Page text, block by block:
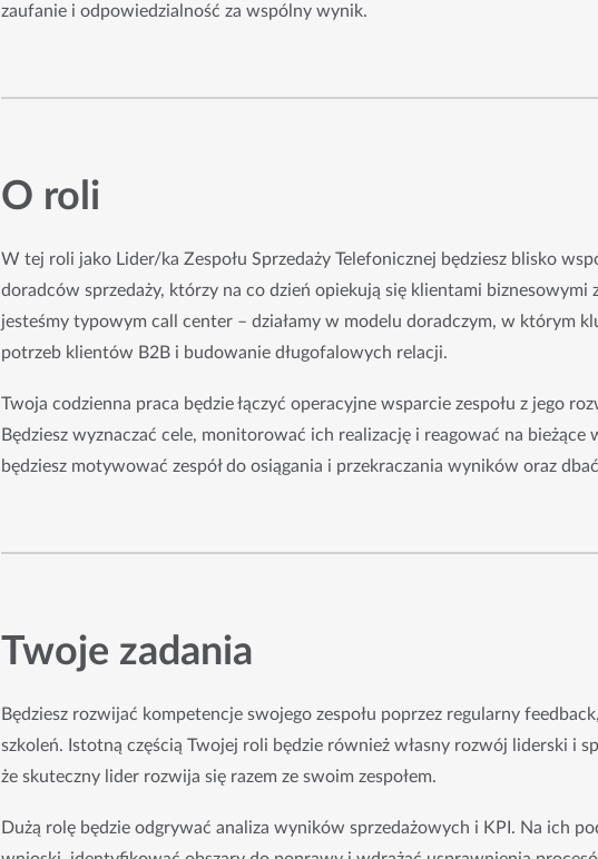
zaufanie i odpowiedzialność za wspólny wynik.
O roli
W tej roli jako Lider/ka Zespołu Sprzedaży Telefonicznej będziesz blisko
doradców sprzedaży, którzy na co dzień opiekują się klientami biznesowymi
jesteśmy typowym call center – działamy w modelu doradczym, w którym
potrzeb klientów B2B i budowanie długofalowych relacji.
Twoja codzienna praca będzie łączyć operacyjne wsparcie zespołu z jego
Będziesz wyznaczać cele, monitorować ich realizację i reagować na bieżące
będziesz motywować zespół do osiągania i przekraczania wyników oraz
Twoje zadania
Będziesz rozwijać kompetencje swojego zespołu poprzez regularny
szkoleń. Istotną częścią Twojej roli będzie również własny rozwój liderski i
że skuteczny lider rozwija się razem ze swoim zespołem.
Dużą rolę będzie odgrywać analiza wyników sprzedażowych i KPI. Na ich